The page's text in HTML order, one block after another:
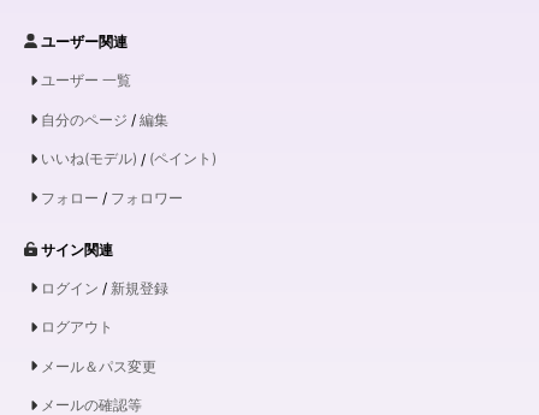
ユーザー関連
ユーザー 一覧
自分のページ / 編集
いいね(モデル) / (ペイント)
フォロー / フォロワー
サイン関連
ログイン / 新規登録
ログアウト
メール＆パス変更
メールの確認等